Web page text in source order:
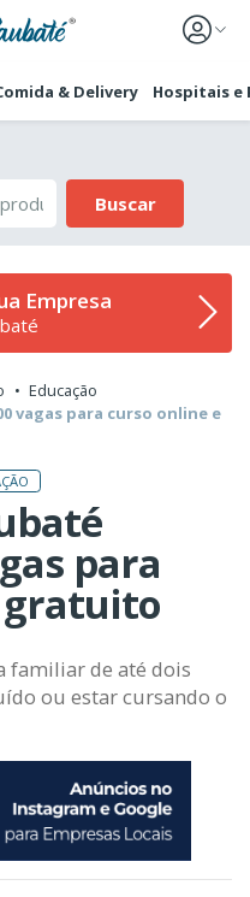
& Delivery Hospitais e
Buscar
Empresa
Educação
vagas para curso online e
para
gratuito
familiar de até dois
ou estar cursando o